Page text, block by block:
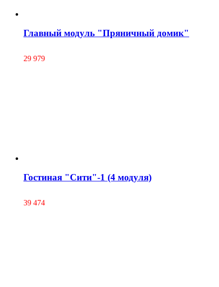
Главный модуль "Пряничный домик"
29 979
Гостиная "Сити"-1 (4 модуля)
39 474